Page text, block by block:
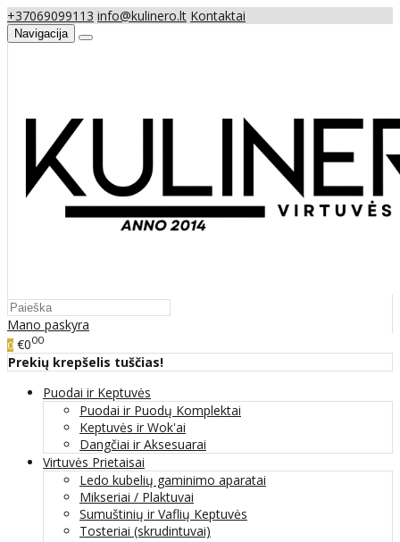
+37069099113 info@kulinero.lt Kontaktai
Navigacija
Mano paskyra
0 €000
Prekių krepšelis tuščias!
Puodai ir Keptuvės
Puodai ir Puodų Komplektai
Keptuvės ir Wok'ai
Dangčiai ir Aksesuarai
Virtuvės Prietaisai
Ledo kubelių gaminimo aparatai
Mikseriai / Plaktuvai
Sumuštinių ir Vaflių Keptuvės
Tosteriai (skrudintuvai)